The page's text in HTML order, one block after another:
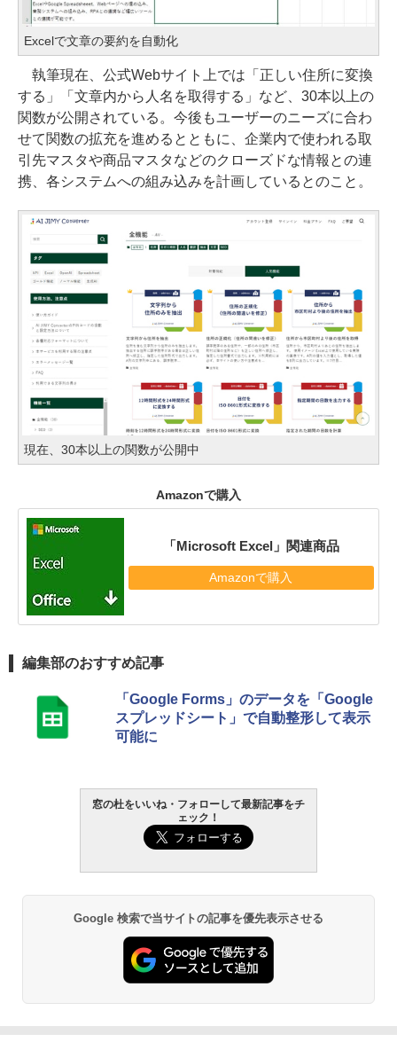
Excelで文章の要約を自動化
執筆現在、公式Webサイト上では「正しい住所に変換
する」「文章内から人名を取得する」など、30本以上の
関数が公開されている。今後もユーザーのニーズに合わ
せて関数の拡充を進めるとともに、企業内で使われる取
引先マスタや商品マスタなどのクローズドな情報との連
携、各システムへの組み込みを計画しているとのこと。
現在、30本以上の関数が公開中
Amazonで購入
「Microsoft Excel」関連商品
Amazonで購入
編集部のおすすめ記事
「Google Forms」のデータを「Google
スプレッドシート」で自動整形して表示
可能に
窓の杜をいいね・フォローして最新記事をチ
ェック！
Google 検索で当サイトの記事を優先表示させる